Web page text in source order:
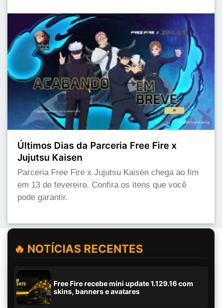
Últimos Dias da Parceria Free Fire x
Jujutsu Kaisen
Parceria Free Fire x Jujutsu Kaisen chega ao fim
em 13 de fevereiro. Confira os itens que você
pode garantir.
🔥 NOTÍCIAS RECENTES
Free Fire recebe mini update 1.129.16 com
skins, banners e avatares